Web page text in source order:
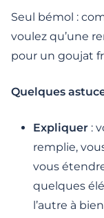
Seul bémol :
voulez qu’une
pour un goujat
Quelques
Expliquer :
remplie,
vous
quelques
l’autre à